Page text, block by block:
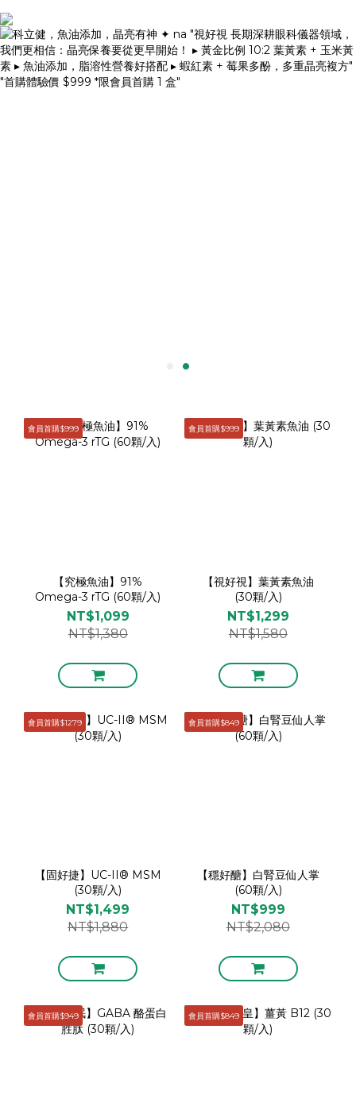
會員首購$999
【究極魚油】91%
Omega-3 rTG (60顆/入)
NT$1,099
NT$1,380
會員首購$999
【視好視】葉黃素魚油
(30顆/入)
NT$1,299
NT$1,580
會員首購$1279
【固好捷】UC-II® MSM
(30顆/入)
NT$1,499
NT$1,880
會員首購$849
【穩好醣】白腎豆仙人掌
(60顆/入)
NT$999
NT$2,080
會員首購$949 會員首購$849